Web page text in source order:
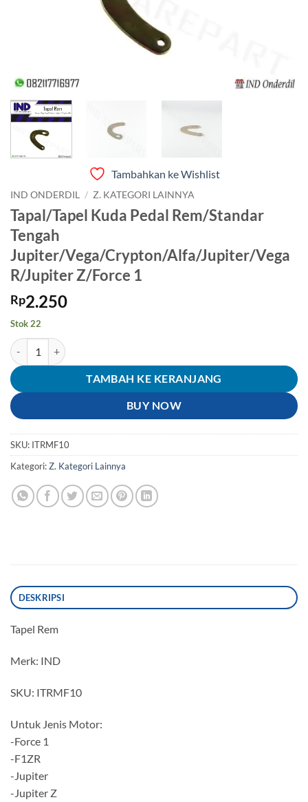
Tambahkan ke Wishlist
IND ONDERDIL / Z. KATEGORI LAINNYA
Tapal/Tapel Kuda Pedal Rem/Standar
Tengah
Jupiter/Vega/Crypton/Alfa/Jupiter/Vega
R/Jupiter Z/Force 1
Rp2.250
Stok 22
Kuantitas Tapal/Tapel Kuda Pedal Rem/Standar Tengah Jupiter/
TAMBAH KE KERANJANG
BUY NOW
SKU: ITRMF10
Kategori:Z. Kategori Lainnya
DESKRIPSI
Tapel Rem
Merk: IND
SKU: ITRMF10
Untuk Jenis Motor:
-Force 1
-F1ZR
-Jupiter
-Jupiter Z